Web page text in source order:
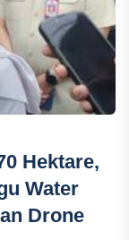
Hektare,
Water
Drone